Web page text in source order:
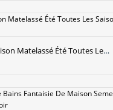
Chaussons Homme Femme Pur De Maison Matelassé Été Toutes Les Saisons Noir